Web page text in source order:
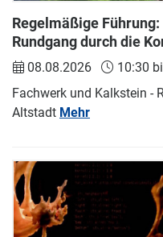
Regelmäßige
Rundgang durch die
08.08.2026
10:30
Fachwerk und Kalkstein -
Altstadt Mehr